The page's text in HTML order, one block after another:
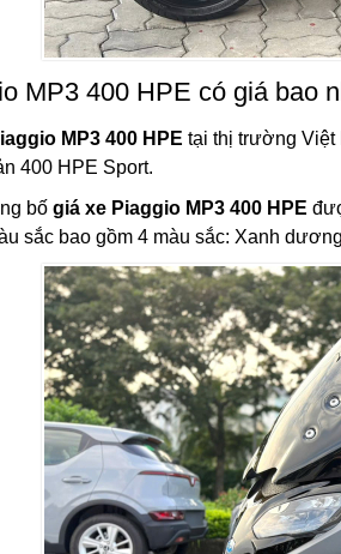
MP3 400 HPE có giá bao
MP3 400 HPE tại thị trường Việt
400 HPE Sport.
bố giá xe Piaggio MP3 400 HPE
sắc bao gồm 4 màu sắc: Xanh